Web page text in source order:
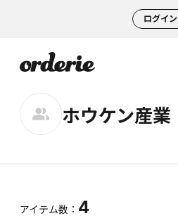
ログイン
ホウケン産業
アイテム数： 4